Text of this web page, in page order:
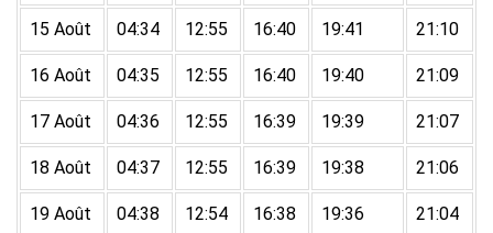
15 Août 04:34 12:55 16:40 19:41 21:10
16 Août 04:35 12:55 16:40 19:40 21:09
17 Août 04:36 12:55 16:39 19:39 21:07
18 Août 04:37 12:55 16:39 19:38 21:06
19 Août 04:38 12:54 16:38 19:36 21:04